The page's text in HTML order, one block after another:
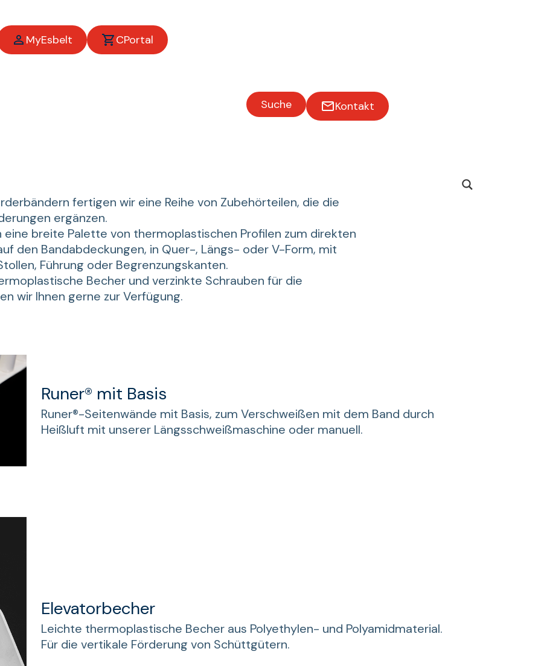
MyEsbelt CPortal
Suche Kontakt
fertigen wir eine Reihe von Zubehörteilen, die die
ergänzen.
eine breite Palette von thermoplastischen Profilen zum direkten
den Bandabdeckungen, in Quer-, Längs- oder V-Form, mit
Führung oder Begrenzungskanten.
Becher und verzinkte Schrauben für die
wir Ihnen gerne zur Verfügung.
Runer® mit Basis
Runer®-Seitenwände mit Basis, zum Verschweißen mit dem Band durch
Heißluft mit unserer Längsschweißmaschine oder manuell.
Elevatorbecher
Leichte thermoplastische Becher aus Polyethylen- und Polyamidmaterial.
Für die vertikale Förderung von Schüttgütern.